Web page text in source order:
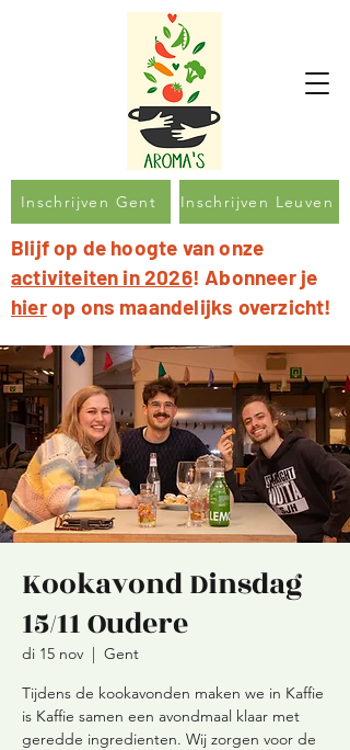
Inschrijven Gent Inschrijven Leuven
Blijf op de hoogte van onze
activiteiten in 2026! Abonneer je
hierop ons maandelijks overzicht!
Kookavond Dinsdag
15/11 Oudere
di 15 nov
  |
Gent
Tijdens de kookavonden maken we in Kaffie
is Kaffie samen een avondmaal klaar met
geredde ingredienten. Wij zorgen voor de